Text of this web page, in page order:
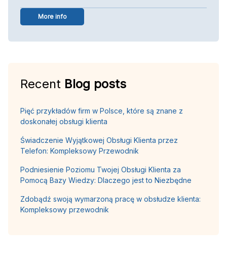
More info
Recent Blog posts
Pięć przykładów firm w Polsce, które są znane z
doskonałej obsługi klienta
Świadczenie Wyjątkowej Obsługi Klienta przez
Telefon: Kompleksowy Przewodnik
Podniesienie Poziomu Twojej Obsługi Klienta za
Pomocą Bazy Wiedzy: Dlaczego jest to Niezbędne
Zdobądź swoją wymarzoną pracę w obsłudze klienta:
Kompleksowy przewodnik